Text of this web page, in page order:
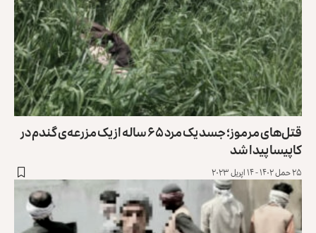
قتل‌های مرموز؛ جسد یک مرد ۶۵ ساله از یک مزرعه‌ی گندم در
کاپیسا پیدا شد
۲۵ حمل ۱۴۰۲ - ۱۴ اپریل ۲۰۲۳